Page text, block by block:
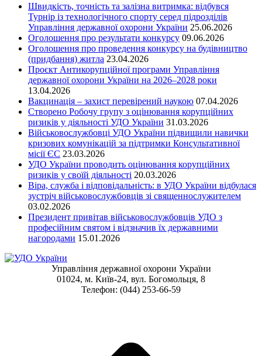
Швидкість, точність та залізна витримка: відбувся
Турнір із технологічного спорту серед підрозділів
Управління державної охорони України 25.06.2026
Оголошення про результати конкурсу 09.06.2026
Оголошення про проведення конкурсу на будівництво
(придбання) житла 23.04.2026
Проєкт Антикорупційної програми Управління
державної охорони України на 2026–2028 роки
13.04.2026
Вакцинація – захист перевірений наукою 07.04.2026
Cтворено Робочу групу з оцінювання корупційних
ризиків у діяльності УДО України 31.03.2026
Військовослужбовці УДО України підвищили навички
кризових комунікацій за підтримки Консультативної
місії ЄС 23.03.2026
УДО України проводить оцінювання корупційних
ризиків у своїй діяльності 20.03.2026
Віра, служба і відповідальність: в УДО України відбулася
зустріч військовослужбовців зі священнослужителем
03.02.2026
Президент привітав військовослужбовців УДО з
професійним святом і відзначив їх державними
нагородами 15.01.2026
Управління державної охорони України
01024, м. Київ-24, вул. Богомольця, 8
Телефон: (044) 253-66-59